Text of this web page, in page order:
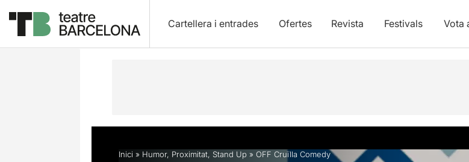
Cartellera i entrades Ofertes Revista Festivals Vota
Descripció Fitxa artística Fotos i vídeos Articles
Inici » Humor, Proximitat, Stand Up » OFF Cruïlla Comedy